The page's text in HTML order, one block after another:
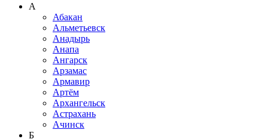
А
Абакан
Альметьевск
Анадырь
Анапа
Ангарск
Арзамас
Армавир
Артём
Архангельск
Астрахань
Ачинск
Б